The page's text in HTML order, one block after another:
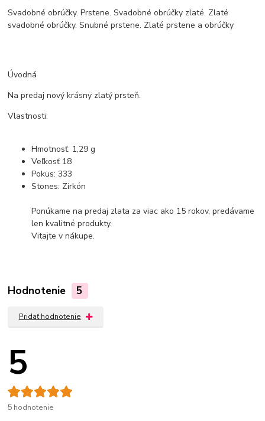
Svadobné obrúčky. Prstene. Svadobné obrúčky zlaté. Zlaté
svadobné obrúčky. Snubné prstene. Zlaté prstene a obrúčky
Úvodná
Na predaj nový krásny zlatý prsteň.
Vlastnosti:
Hmotnosť: 1,29 g
Veľkosť 18
Pokus: 333
Stones: Zirkón
Ponúkame na predaj zlata za viac ako 15 rokov, predávame
len kvalitné produkty.
Vitajte v nákupe.
Hodnotenie 5
Pridať hodnotenie
5
5 hodnotenie